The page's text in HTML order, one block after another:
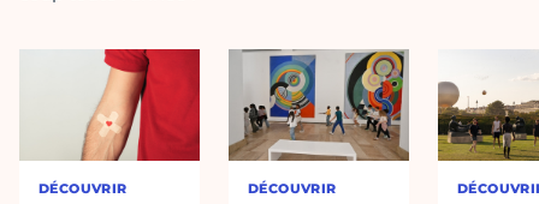
DÉCOUVRIR DÉCOUVRIR